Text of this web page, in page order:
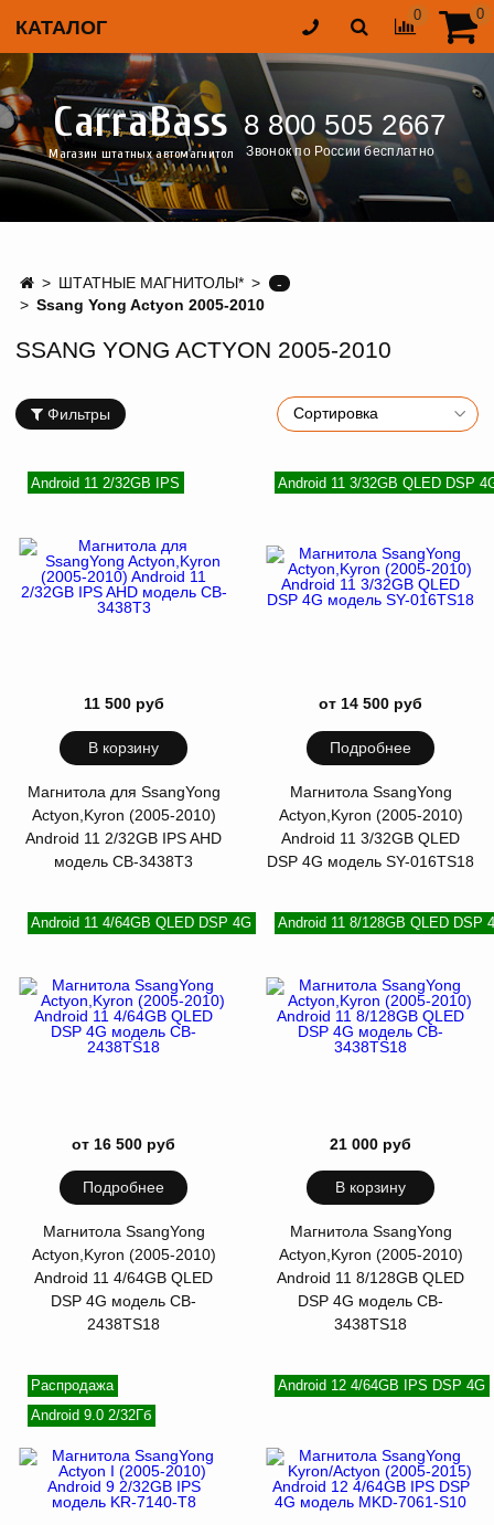
КАТАЛОГ
0 0
CarraBass
Магазин штатных автомагнитол
8 800 505 2667
Звонок по России бесплатно
ШТАТНЫЕ МАГНИТОЛЫ*
-
Ssang Yong Actyon 2005-2010
SSANG YONG ACTYON 2005-2010
Фильтры
Android 11 2/32GB IPS
11 500 руб
В корзину
Магнитола для SsangYong
Actyon,Kyron (2005-2010)
Android 11 2/32GB IPS AHD
модель CB-3438T3
Android 11 3/32GB QLED DSP
от 14 500 руб
Подробнее
Магнитола SsangYong
Actyon,Kyron (2005-2010)
Android 11 3/32GB QLED
DSP 4G модель SY-016TS18
Android 11 4/64GB QLED DSP 4G
от 16 500 руб
Подробнее
Магнитола SsangYong
Actyon,Kyron (2005-2010)
Android 11 4/64GB QLED
DSP 4G модель CB-
2438TS18
Android 11 8/128GB QLED DSP
21 000 руб
В корзину
Магнитола SsangYong
Actyon,Kyron (2005-2010)
Android 11 8/128GB QLED
DSP 4G модель CB-
3438TS18
Распродажа
Android 9.0 2/32Гб
Android 12 4/64GB IPS DSP 4G